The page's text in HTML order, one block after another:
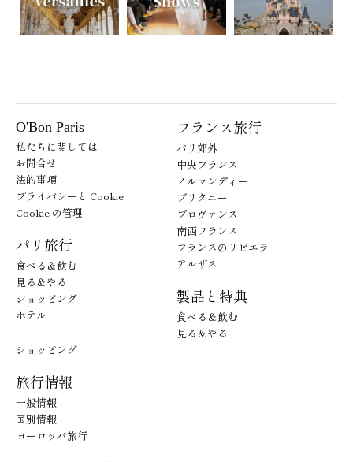
O'Bon Paris
私たちに関しては
お問合せ
法的事項
プライバシーと Cookie
Cookie の管理
パリ旅行
食べる＆飲む
見る＆やる
ショッピング
ホテル
フランス旅行
パリ郊外
中央フランス
ノルマンディー
ブリタニー
プロヴァンス
南西フランス
フランスのリビエラ
アルザス
製品と特典
食べる＆飲む
見る＆やる
ショッピング
旅行情報
一般情報
国別情報
ヨーロッパ旅行